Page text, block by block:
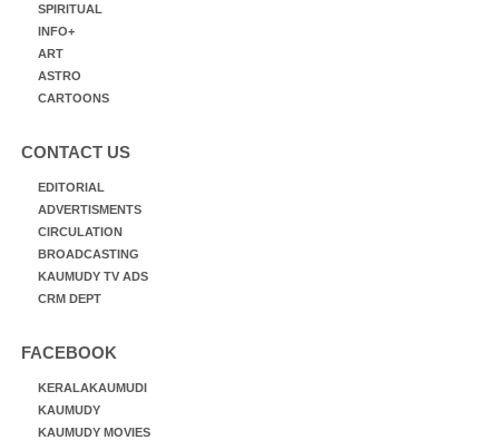
SPIRITUAL
INFO+
ART
ASTRO
CARTOONS
CONTACT US
EDITORIAL
ADVERTISMENTS
CIRCULATION
BROADCASTING
KAUMUDY TV ADS
CRM DEPT
FACEBOOK
KERALAKAUMUDI
KAUMUDY
KAUMUDY MOVIES